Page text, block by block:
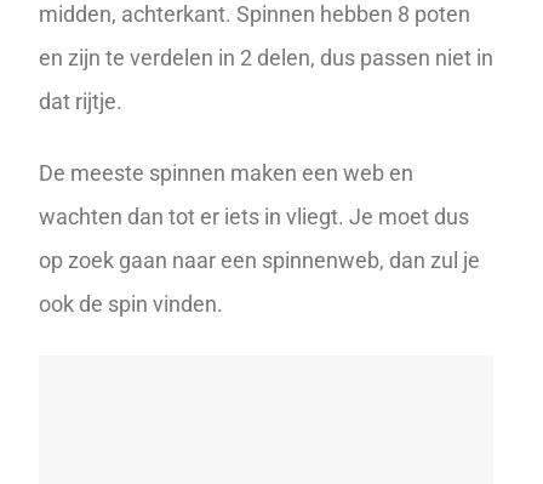
midden, achterkant. Spinnen hebben 8 poten
en zijn te verdelen in 2 delen, dus passen niet in
dat rijtje.
De meeste spinnen maken een web en
wachten dan tot er iets in vliegt. Je moet dus
op zoek gaan naar een spinnenweb, dan zul je
ook de spin vinden.